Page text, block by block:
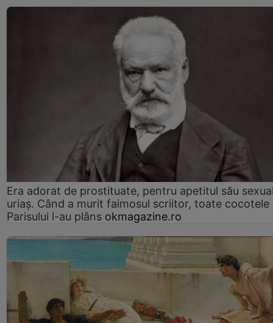
Era adorat de prostituate, pentru apetitul său
uriaș. Când a murit faimosul scriitor, toate cocotele
Parisului l-au plâns okmagazine.ro